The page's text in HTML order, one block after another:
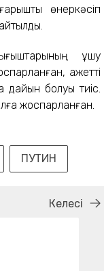
өнеркәсіп
ұшу
қажетті
дайын болуы тиіс.
жоспарланған.
ПУТИН
Келесі